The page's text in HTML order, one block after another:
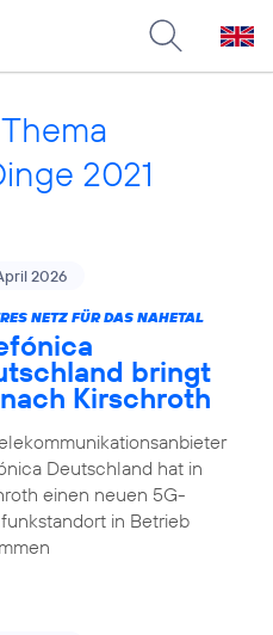
2021
2026
NETZ FÜR DAS NAHETAL
bringt
Kirschroth
Deutschland hat in
einen neuen 5G-
in Betrieb